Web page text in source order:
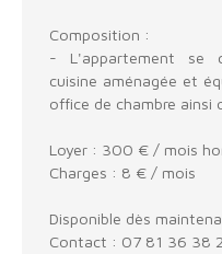
Composition :
- L'appartement se
cuisine aménagée et
office de chambre ainsi
Loyer : 300 € / mois
Charges : 8 € / mois
Disponible dès
Contact : 07 81 36 38